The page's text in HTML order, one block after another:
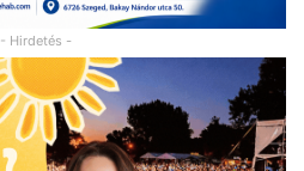
- Hirdetés -